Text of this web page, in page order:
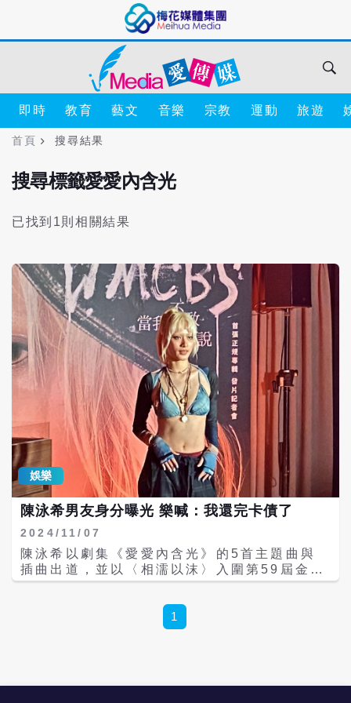
即時 教育 藝文 音樂 宗教 運動 旅遊
首頁 搜尋結果
搜尋標籤愛愛內含光
已找到1則相關結果
娛樂
陳泳希男友身分曝光 樂喊：我還完卡債了
2024/11/07
陳泳希以劇集《愛愛內含光》的5首主題曲與
插曲出道，並以〈相濡以沫〉入圍第59屆金鐘
獎「戲劇類節目原創歌曲獎」，終於將在明
戲結緣的詹子萱跟劇組請假前來站台助陣，陳
泳希除公布明年初將舉辦個人專場演唱會，也
1